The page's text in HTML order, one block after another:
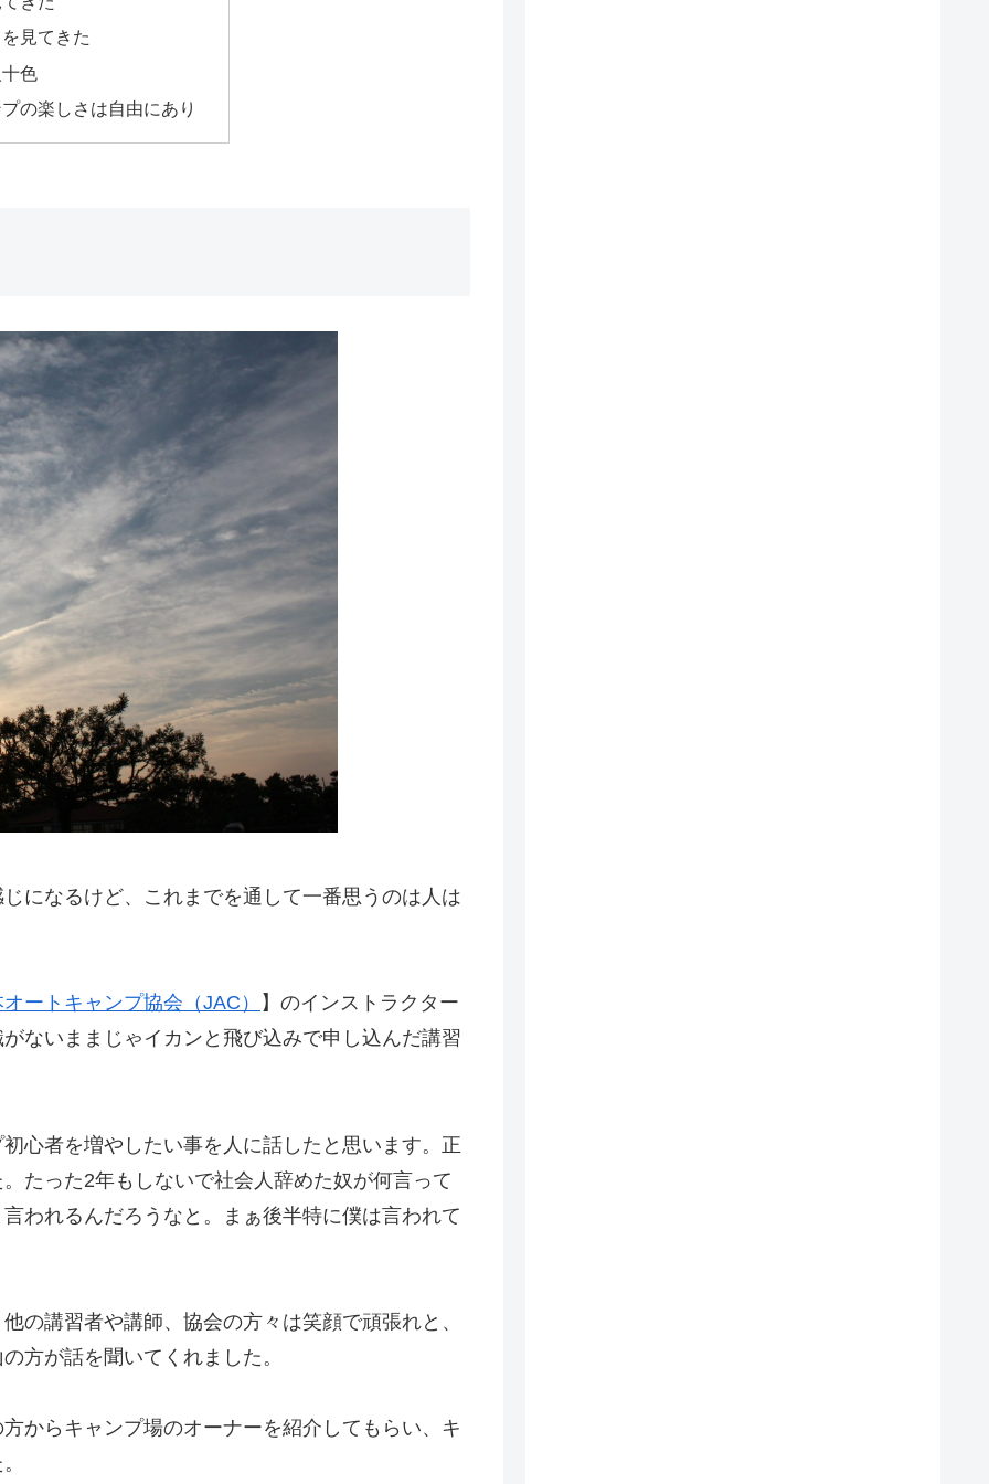
見てきた
色
の楽しさは自由にあり
になるけど、これまでを通して一番思うのは人は
ートキャンプ協会（JAC）
】のインストラクター
ないままじゃイカンと飛び込みで申し込んだ講習
心者を増やしたい事を人に話したと思います。正
たった2年もしないで社会人辞めた奴が何言って
われるんだろうなと。まぁ後半特に僕は言われて
の講習者や講師、協会の方々は笑顔で頑張れと、
方が話を聞いてくれました。
からキャンプ場のオーナーを紹介してもらい、キ